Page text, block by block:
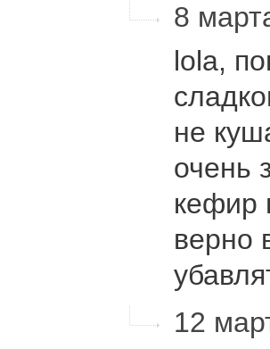
8
lola,
не
очень
кефир
верно
12